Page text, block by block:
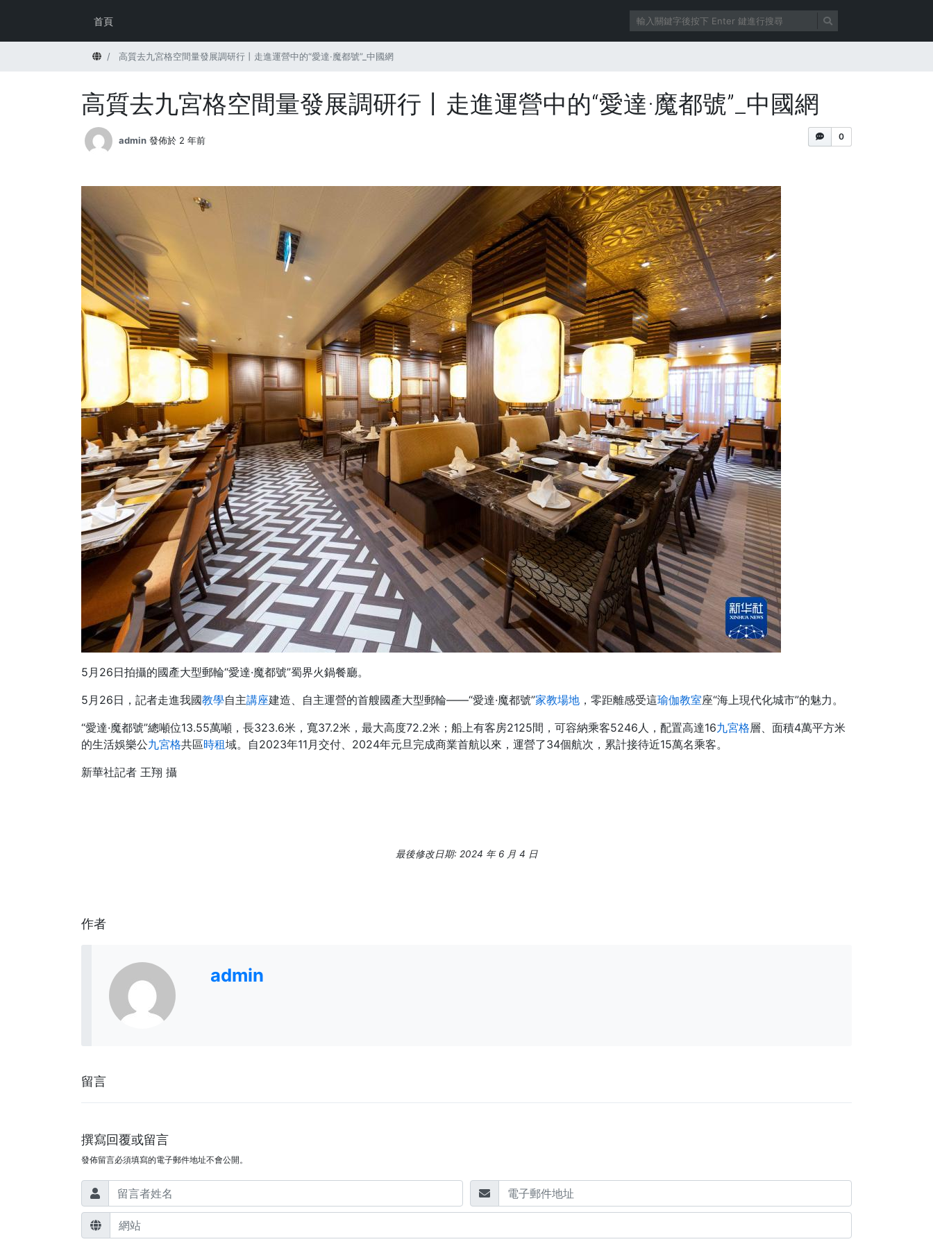
首頁
首頁 高質去九宮格空間量發展調研行丨走進運營中的“愛達·魔都號”_中國網
高質去九宮格空間量發展調研行丨走進運營中的“愛達·魔都號”_中國網
0
admin 發佈於 2 年前
5月26日拍攝的國產大型郵輪“愛達·魔都號”蜀界火鍋餐廳。
5月26日，記者走進我國教學自主講座建造、自主運營的首艘國產大型郵輪——“愛達·魔都號”家教場地 ，零距離感受這瑜伽教室座“海上現代化城市”的魅力。
“愛達·魔都號”總噸位13.55萬噸，長323.6米，寬37.2米，最大高度72.2米；船上有客房2125間，可容納乘客5246人，配置高達16九宮格層、面積4萬平方米
的生活娛樂公九宮格共區時租域。自2023年11月交付、2024年元旦完成商業首航以來，運營了34個航次，累計接待近15萬名乘客。
新華社記者 王翔 攝
最後修改日期: 2024 年 6 月 4 日
作者
admin
留言
撰寫回覆或留言
發佈留言必須填寫的電子郵件地址不會公開。